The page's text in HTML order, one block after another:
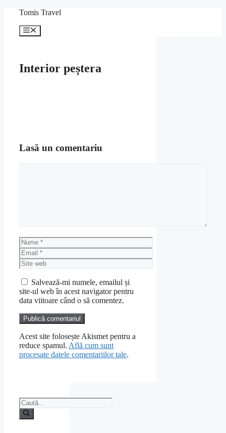
conținut
Tomis Travel
Meniu
Interior peștera
Lasă un comentariu
Nume
Email
Site
web
Salvează-mi numele, emailul și
site-ul web în acest navigator pentru
data viitoare când o să comentez.
Acest site folosește Akismet pentru a
reduce spamul. Află cum sunt
procesate datele comentariilor tale.
Caută
după: